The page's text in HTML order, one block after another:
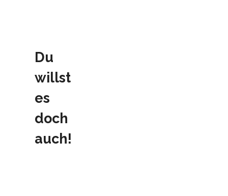
Du
willst
es
doch
auch!